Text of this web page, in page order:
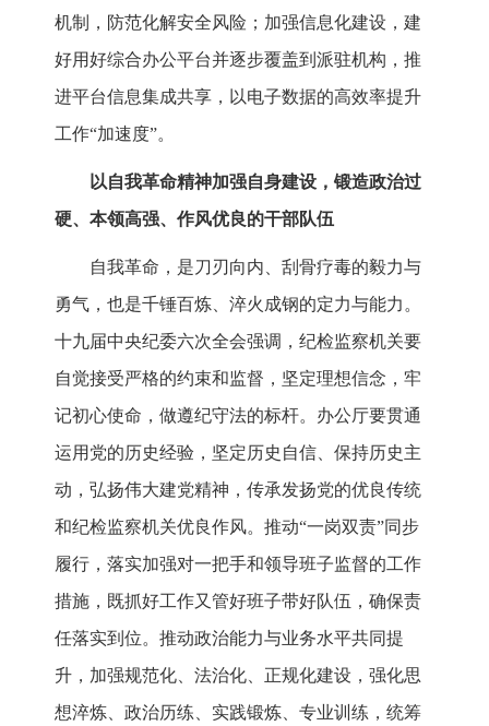
机制，防范化解安全风险；加强信息化建设，建
好用好综合办公平台并逐步覆盖到派驻机构，推
进平台信息集成共享，以电子数据的高效率提升
工作“加速度”。
以自我革命精神加强自身建设，锻造政治过
硬、本领高强、作风优良的干部队伍
自我革命，是刀刃向内、刮骨疗毒的毅力与
勇气，也是千锤百炼、淬火成钢的定力与能力。
十九届中央纪委六次全会强调，纪检监察机关要
自觉接受严格的约束和监督，坚定理想信念，牢
记初心使命，做遵纪守法的标杆。办公厅要贯通
运用党的历史经验，坚定历史自信、保持历史主
动，弘扬伟大建党精神，传承发扬党的优良传统
和纪检监察机关优良作风。推动“一岗双责”同步
履行，落实加强对一把手和领导班子监督的工作
措施，既抓好工作又管好班子带好队伍，确保责
任落实到位。推动政治能力与业务水平共同提
升，加强规范化、法治化、正规化建设，强化思
想淬炼、政治历练、实践锻炼、专业训练，统筹